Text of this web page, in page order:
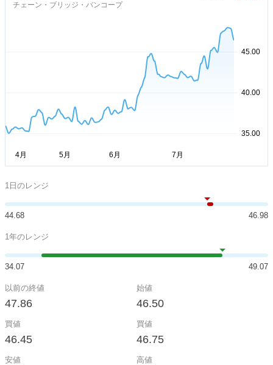
チェーン・ブリッジ・バンコープ
1日のレンジ
44.68 46.98
1年のレンジ
34.07 49.07
以前の終値
47.86
始値
46.50
買値
46.45
買値
46.75
安値 高値